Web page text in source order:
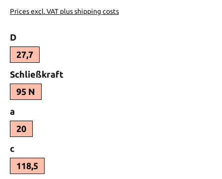
Prices excl. VAT plus shipping costs
Select
D
27,7
Select
Schließkraft
95 N
Select
a
20
Select
c
118,5